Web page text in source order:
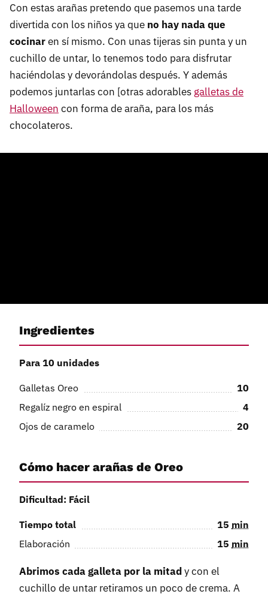
Con estas arañas pretendo que pasemos una tarde
divertida con los niños ya que no hay nada que
cocinaren sí mismo. Con unas tijeras sin punta y un
cuchillo de untar, lo tenemos todo para disfrutar
haciéndolas y devorándolas después. Y además
podemos juntarlas con [otras adorables galletas de
Halloween con forma de araña, para los más
chocolateros.
Ingredientes
Para 10 unidades
Galletas Oreo
10
Regalíz negro en espiral
4
Ojos de caramelo
20
Cómo hacer arañas de Oreo
Dificultad: Fácil
Tiempo total 15 min
Elaboración
15 min
Abrimos cada galleta por la mitady con el
cuchillo de untar retiramos un poco de crema. A